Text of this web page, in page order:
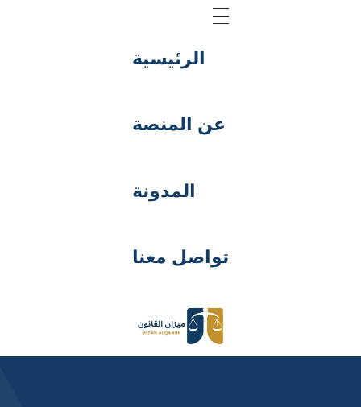
الرئيسية
عن المنصة
المدونة
تواصل معنا